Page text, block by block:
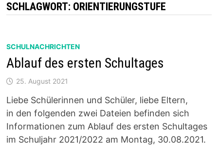
SCHLAGWORT: ORIENTIERUNGSTUFE
SCHULNACHRICHTEN
Ablauf des ersten Schultages
25. August 2021
Liebe Schülerinnen und Schüler, liebe Eltern,
in den folgenden zwei Dateien befinden sich
Informationen zum Ablauf des ersten Schultages
im Schuljahr 2021/2022 am Montag, 30.08.2021.